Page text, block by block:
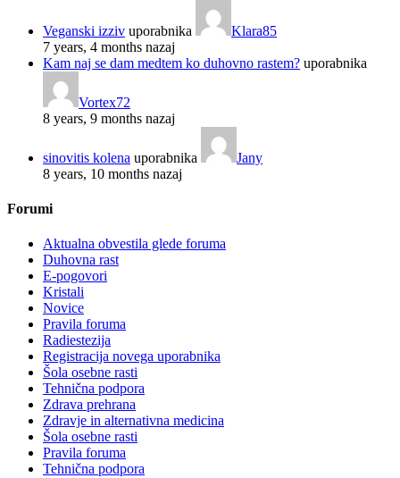
Veganski izziv uporabnika
Klara85
7 years, 4 months nazaj
Kam naj se dam medtem ko duhovno rastem? uporabnika
Vortex72
8 years, 9 months nazaj
sinovitis kolena uporabnika
Jany
8 years, 10 months nazaj
Forumi
Aktualna obvestila glede foruma
Duhovna rast
E-pogovori
Kristali
Novice
Pravila foruma
Radiestezija
Registracija novega uporabnika
Šola osebne rasti
Tehnična podpora
Zdrava prehrana
Zdravje in alternativna medicina
Šola osebne rasti
Pravila foruma
Tehnična podpora